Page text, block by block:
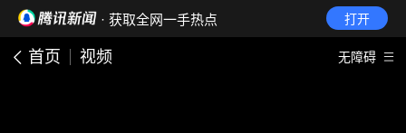
· 获取全网一手热点 打开
首页 视频 无障碍